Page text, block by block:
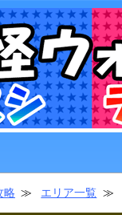
略 エリア一覧